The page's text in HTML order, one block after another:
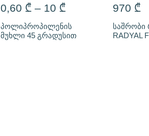
0,60 ₾ – 10 ₾
პოლიპროპილენის
მუხლი 45 გრადუსით
970 ₾
RADYAL